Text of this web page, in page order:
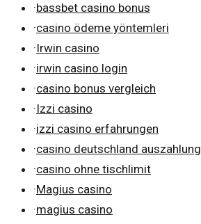
·bassbet casino bonus
·casino ödeme yöntemleri
·Irwin casino
·irwin casino login
·casino bonus vergleich
·Izzi casino
·izzi casino erfahrungen
·casino deutschland auszahlung
·casino ohne tischlimit
·Magius casino
·magius casino